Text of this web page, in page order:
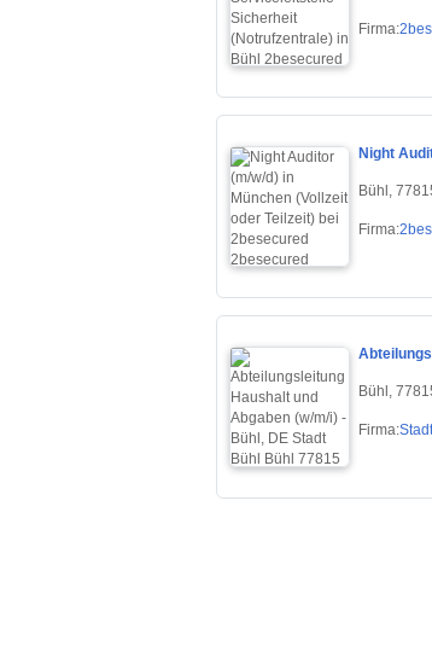
Firma:
Night
Bühl,
Firma:
Bühl,
Firma: